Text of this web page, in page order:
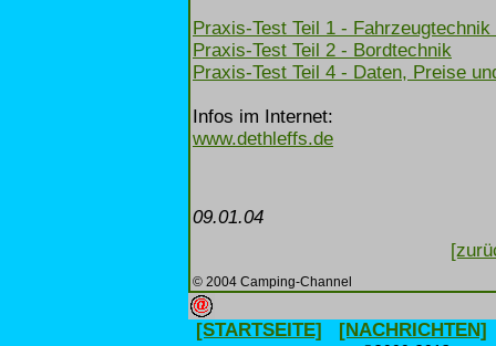
Praxis-Test Teil 1 - Fahrzeugtechnik
Praxis-Test Teil 2 - Bordtechnik
Praxis-Test Teil 4 - Daten, Preise
Infos im Internet:
www.dethleffs.de
09.01.04
© 2004 Camping-Channel
[STARTSEITE] [NACHRICHTEN]